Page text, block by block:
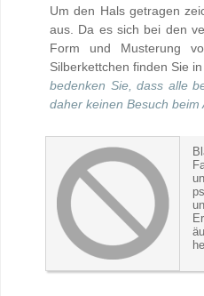
Um den Hals getragen
aus. Da es sich bei den
Form und Musterung
Silberkettchen finden Sie
bedenken Sie, dass alle
daher keinen Besuch beim